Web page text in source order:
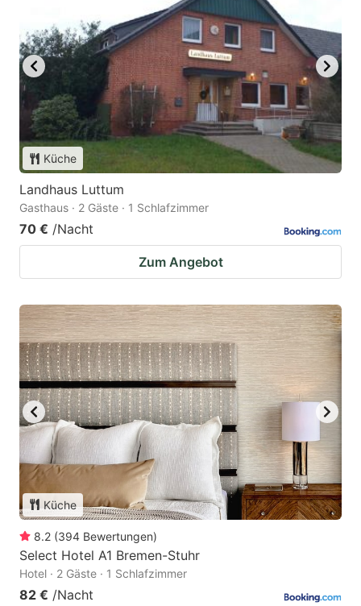
Küche
Landhaus Luttum
Gasthaus · 2 Gäste · 1 Schlafzimmer
70 € /Nacht
Zum Angebot
Küche
8.2 (394 Bewertungen)
Select Hotel A1 Bremen-Stuhr
Hotel · 2 Gäste · 1 Schlafzimmer
82 € /Nacht